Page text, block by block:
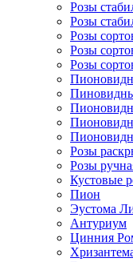
Розы
Розы
Розы
Розы
Розы
Розы
Розы
Кустовые
Пион
Эустома
Антуриум
Цинния